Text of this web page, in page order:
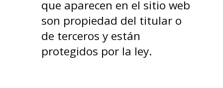
que aparecen en el sitio web
son propiedad del titular o
de terceros y están
protegidos por la ley.